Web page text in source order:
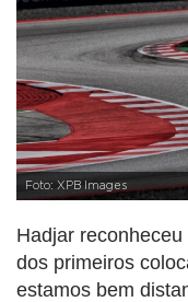
Foto: XPB Images
Hadjar
dos primeiros
estamos bem